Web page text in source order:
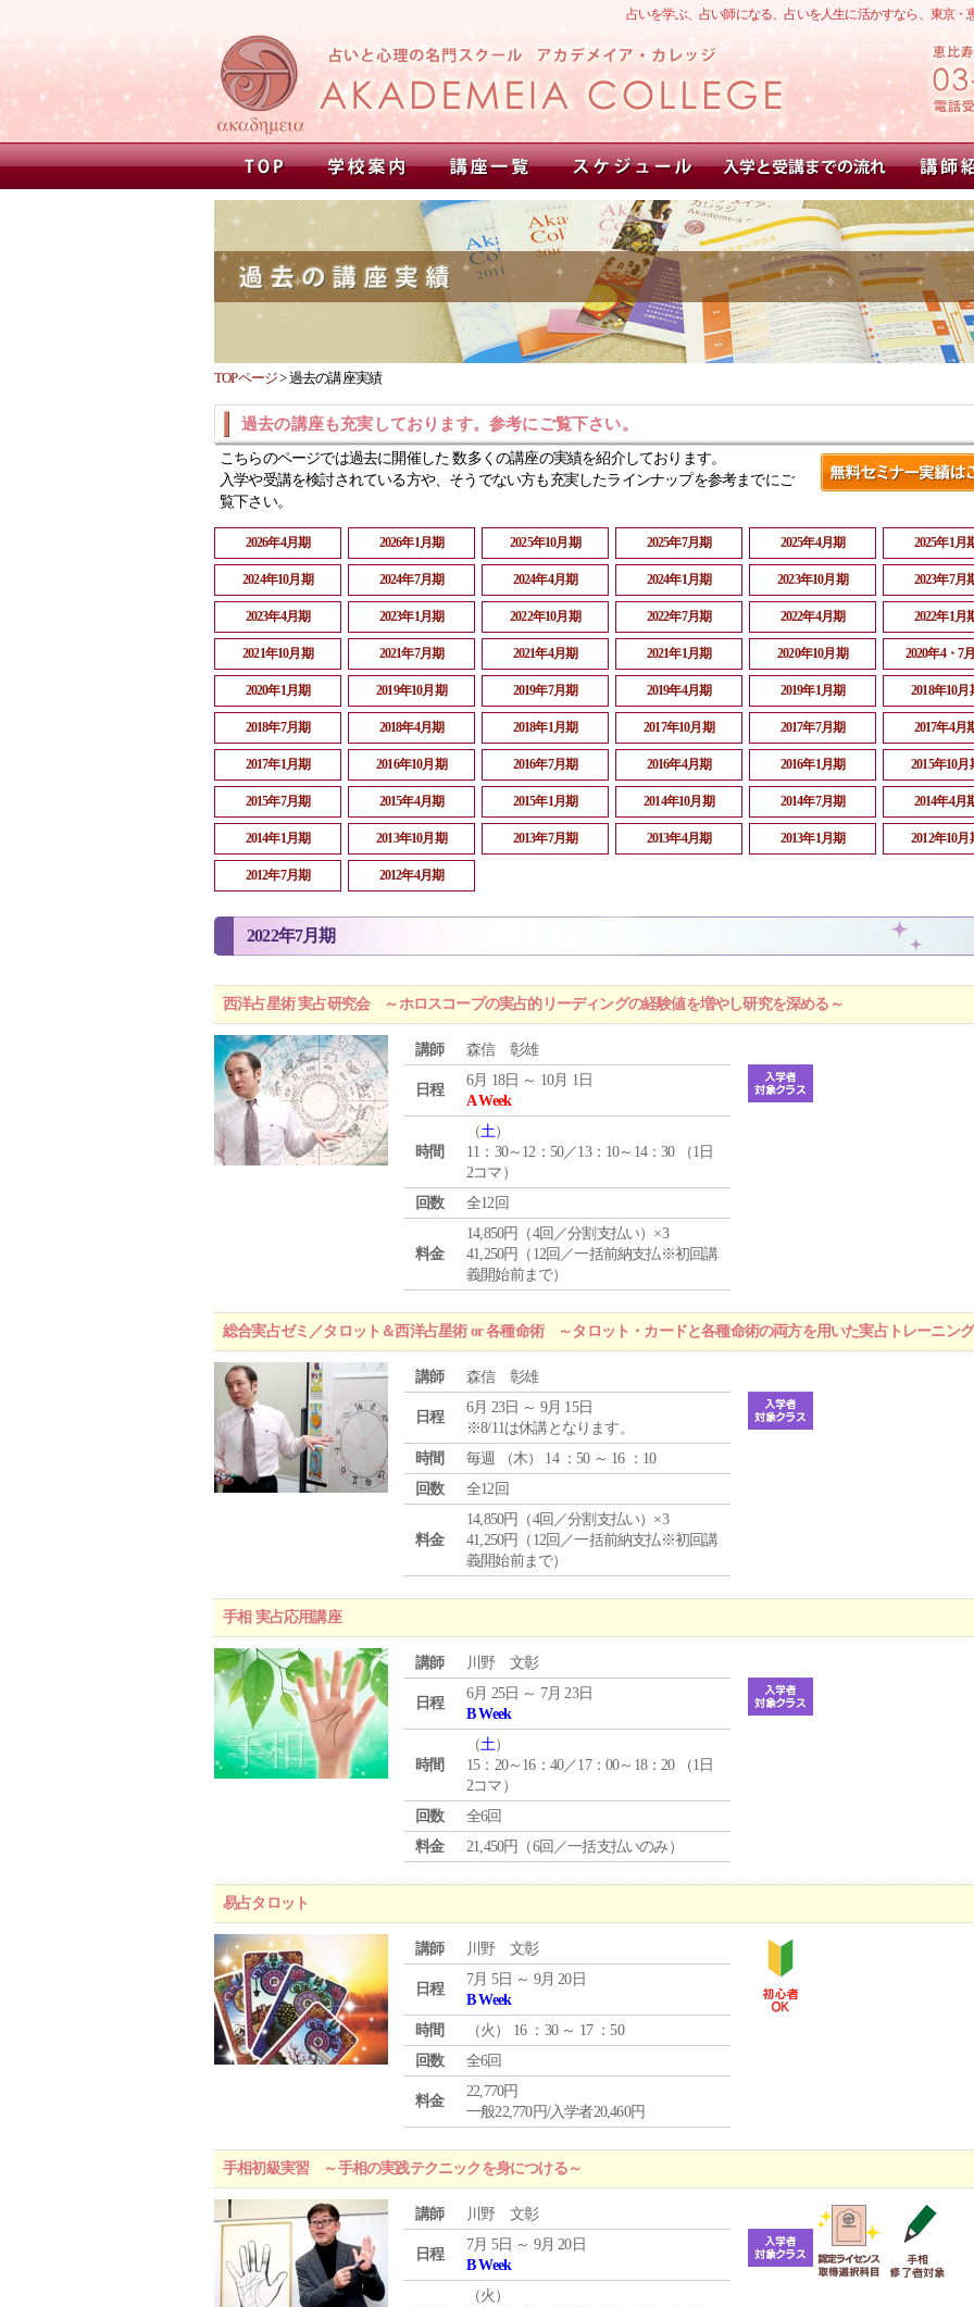
占いを学ぶ、占い師になる、占いを人生に活かすなら、東京
TOPページ>過去の講座実績
過去の講座も充実しております。参考にご覧下さい。
こちらのページでは過去に開催した 数多くの講座の実績を紹介しております。
入学や受講を検討されている方や、そうでない方も充実したラインナップを参考までにご
覧下さい。
2026年4月期 2026年1月期 2025年10月期 2025年7月期 2025年4月期 2025年1月
2024年10月期 2024年7月期 2024年4月期 2024年1月期 2023年10月期 2023年7月
2023年4月期 2023年1月期 2022年10月期 2022年7月期 2022年4月期 2022年1月
2021年10月期 2021年7月期 2021年4月期 2021年1月期 2020年10月期 2020年4・7
2020年1月期 2019年10月期 2019年7月期 2019年4月期 2019年1月期 2018年10月
2018年7月期 2018年4月期 2018年1月期 2017年10月期 2017年7月期 2017年4月
2017年1月期 2016年10月期 2016年7月期 2016年4月期 2016年1月期 2015年10月
2015年7月期 2015年4月期 2015年1月期 2014年10月期 2014年7月期 2014年4月
2014年1月期 2013年10月期 2013年7月期 2013年4月期 2013年1月期 2012年10月
2012年7月期 2012年4月期
2022年7月期
西洋占星術 実占研究会 ～ホロスコープの実占的リーディングの経験値を増やし研究を深める～
講師 森信 彰雄
日程
6月 18日 ～ 10月 1日
A Week
時間
（土）
11：30～12：50／13：10～14：30 （1日
2コマ）
回数
全12回
料金
14,850円（4回／分割支払い）×3
41,250円（12回／一括前納支払※初回講
義開始前まで）
総合実占ゼミ／タロット＆西洋占星術 or 各種命術 ～タロット・カードと各種命術の両方を用いた実占トレーニン
講師 森信 彰雄
日程
6月 23日 ～ 9月 15日
※8/11は休講となります。
時間
毎週 （木） 14 ：50 ～ 16 ：10
回数
全12回
料金
14,850円（4回／分割支払い）×3
41,250円（12回／一括前納支払※初回講
義開始前まで）
手相 実占応用講座
講師 川野 文彰
日程
6月 25日 ～ 7月 23日
B Week
時間
（土）
15：20～16：40／17：00～18：20 （1日
2コマ）
回数
全6回
料金
21,450円（6回／一括支払いのみ）
易占タロット
講師 川野 文彰
日程
7月 5日 ～ 9月 20日
B Week
時間
（火 ） 16 ：30 ～ 17 ：50
回数
全6回
料金
22,770円
一般22,770円/入学者20,460円
手相初級実習 ～手相の実践テクニックを身につける～
講師 川野 文彰
日程
7月 5日 ～ 9月 20日
B Week
（火 ）